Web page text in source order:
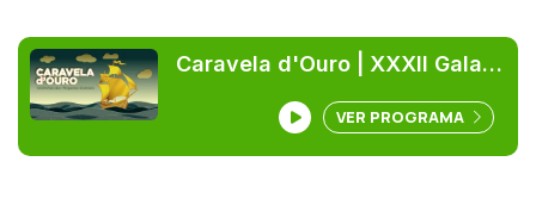
Caravela d'Ouro | XXXII Gala
VER PROGRAMA